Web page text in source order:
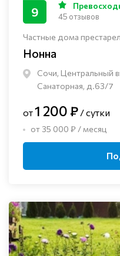
Частные дома
Нонна
Сочи, Центральный
Санаторная, д.63/7
9 45 отзывов
от1 200 ₽ / сутки
от 35 000 ₽ / месяц